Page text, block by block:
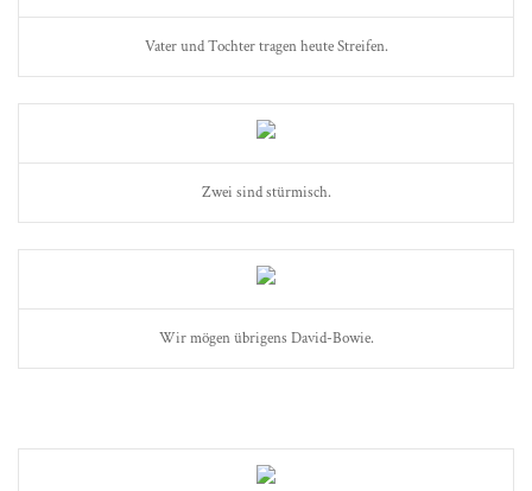
Vater und Tochter tragen heute Streifen.
Zwei sind stürmisch.
Wir mögen übrigens David-Bowie.